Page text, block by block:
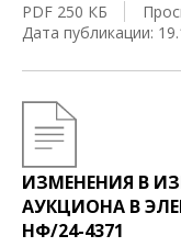
PDF 250 КБ
Дата публикации:
ИЗМЕНЕНИЯ В
АУКЦИОНА В
НФ/24-4371